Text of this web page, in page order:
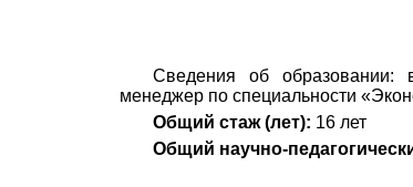
Сведения об образовании:
менеджер по специальности
Общий стаж (лет): 16 лет
Общий научно-